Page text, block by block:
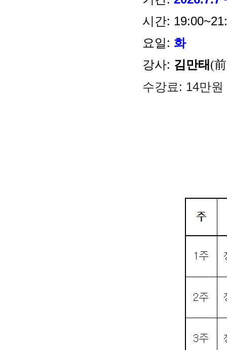
시간:
요일: 화
강사: 김만태 (
수강료: 14만원